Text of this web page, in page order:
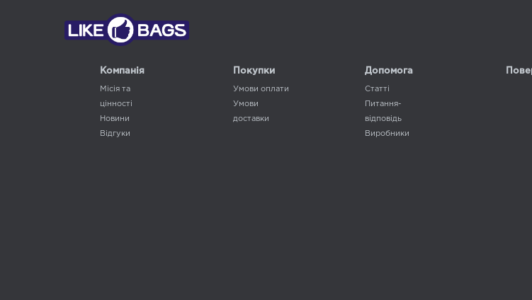
Компанія
Місія та
цінності
Новини
Відгуки
Покупки
Умови оплати
Умови
доставки
Допомога
Статті
Питання-
відповідь
Виробники